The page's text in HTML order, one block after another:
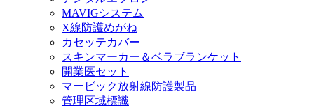
MAVIGシステム
X線防護めがね
カセッテカバー
スキンマーカー＆ベラブランケット
開業医セット
マービック放射線防護製品
管理区域標識